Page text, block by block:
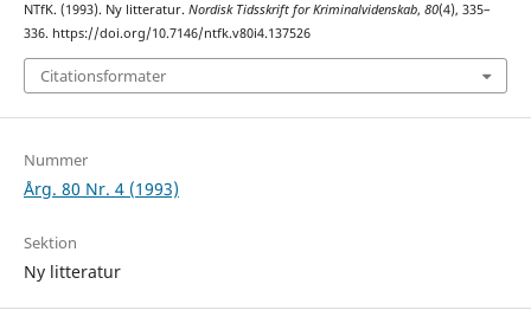
NTfK. (1993). Ny litteratur. Nordisk Tidsskrift for Kriminalvidenskab, 80(4), 335–
336. https://doi.org/10.7146/ntfk.v80i4.137526
Citationsformater
Nummer
Årg. 80 Nr. 4 (1993)
Sektion
Ny litteratur